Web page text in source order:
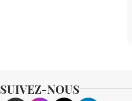
SUIVEZ-NOUS